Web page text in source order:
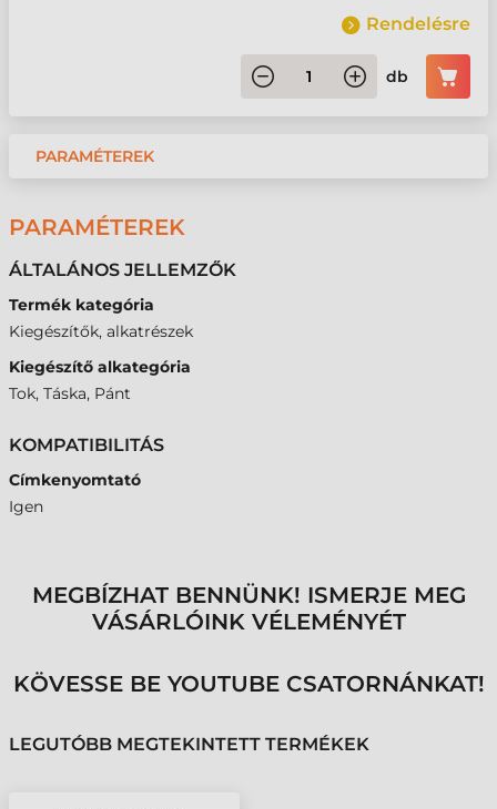
Rendelésre
db
PARAMÉTEREK
PARAMÉTEREK
ÁLTALÁNOS JELLEMZŐK
Termék kategória
Kiegészítők, alkatrészek
Kiegészítő alkategória
Tok, Táska, Pánt
KOMPATIBILITÁS
Címkenyomtató
Igen
MEGBÍZHAT BENNÜNK! ISMERJE MEG
VÁSÁRLÓINK VÉLEMÉNYÉT
KÖVESSE BE YOUTUBE CSATORNÁNKAT!
LEGUTÓBB MEGTEKINTETT TERMÉKEK